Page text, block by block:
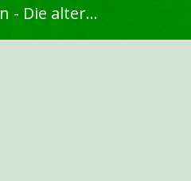
Nähkromanten - Die alternative Näh- und DIY-Community